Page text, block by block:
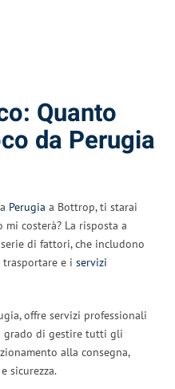
Quanto
da Perugia
Perugia a Bottrop, ti starai
costerà? La risposta a
di fattori, che includono
e i servizi
offre servizi professionali
grado di gestire tutti gli
alla consegna,
sicurezza.